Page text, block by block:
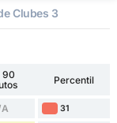
Clubes 3
90
Percentil
31